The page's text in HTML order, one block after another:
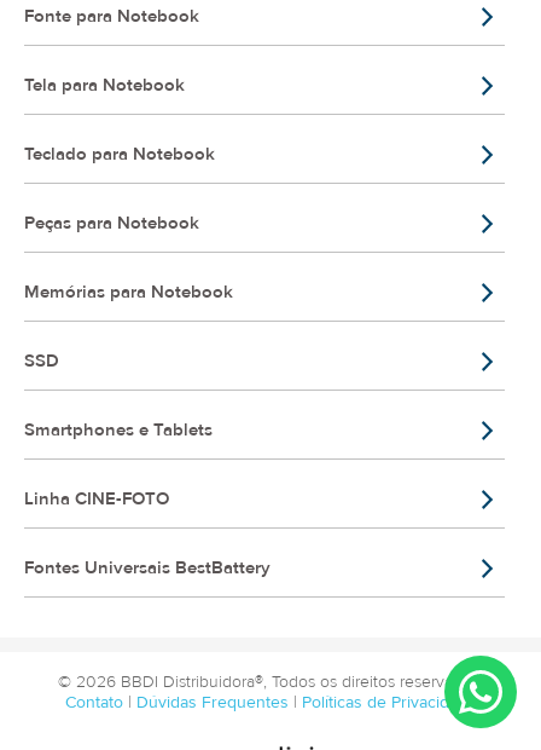
Fonte para Notebook
Tela para Notebook
Teclado para Notebook
Peças para Notebook
Memórias para Notebook
SSD
Smartphones e Tablets
Linha CINE-FOTO
Fontes Universais BestBattery
© 2026 BBDI Distribuidora®, Todos os direitos reservados.
Contato | Dúvidas Frequentes | Políticas de Privacidade